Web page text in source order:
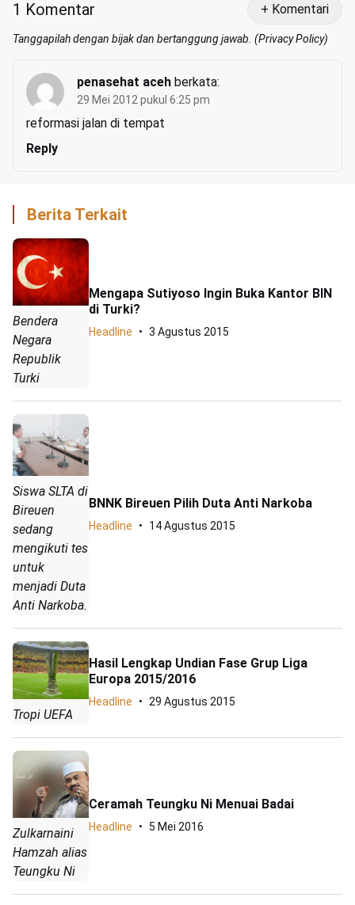
1 Komentar + Komentari
Tanggapilah dengan bijak dan bertanggung jawab. (Privacy Policy)
penasehat aceh berkata:
29 Mei 2012 pukul 6:25 pm
reformasi jalan di tempat
Reply
Berita Terkait
Bendera
Negara
Republik
Turki
Mengapa Sutiyoso Ingin Buka Kantor BIN
di Turki?
Headline 3 Agustus 2015
Siswa SLTA di
Bireuen
sedang
mengikuti tes
untuk
menjadi Duta
Anti Narkoba.
BNNK Bireuen Pilih Duta Anti Narkoba
Headline 14 Agustus 2015
Tropi UEFA
Hasil Lengkap Undian Fase Grup Liga
Europa 2015/2016
Headline 29 Agustus 2015
Zulkarnaini
Hamzah alias
Teungku Ni
Ceramah Teungku Ni Menuai Badai
Headline 5 Mei 2016